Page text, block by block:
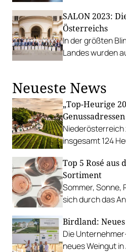
unter die Lupe
SALON 2023:
Österreichs
In der größten
Landes wurden
Neueste News
„Top-Heurige
Genussadressen
insgesamt 124
Top 5 Rosé aus
Sortiment
Sommer, Sonne,
sich durch das
Birdland:
Die
neues Weingut